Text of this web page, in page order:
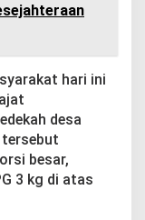
hari ini
desa
besar,
3 kg di atas